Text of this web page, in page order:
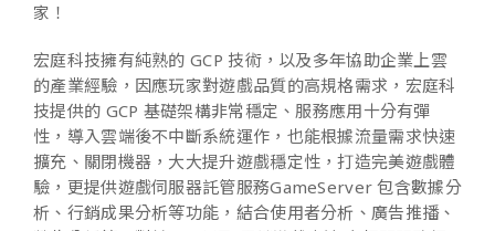
家！
宏庭科技擁有純熟的 GCP 技術，以及多年協助企業上雲
的產業經驗，因應玩家對遊戲品質的高規格需求，宏庭科
技提供的 GCP 基礎架構非常穩定、服務應用十分有彈
性，導入雲端後不中斷系統運作，也能根據流量需求快速
擴充、關閉機器，大大提升遊戲穩定性，打造完美遊戲體
驗，更提供遊戲伺服器託管服務GameServer 包含數據分
析、行銷成果分析等功能，結合使用者分析、廣告推播、